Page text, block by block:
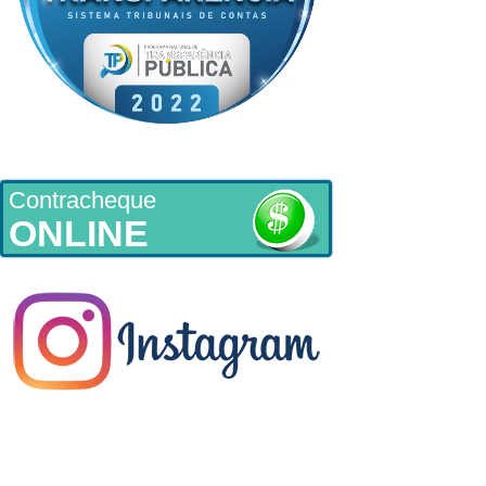
Contracheque
ONLINE